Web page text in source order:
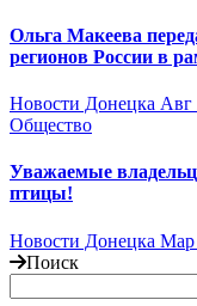
Ольга Макеева
регионов России в
Новости Донецка Авг
Общество
Уважаемые
птицы!
Новости Донецка Мар
Поиск